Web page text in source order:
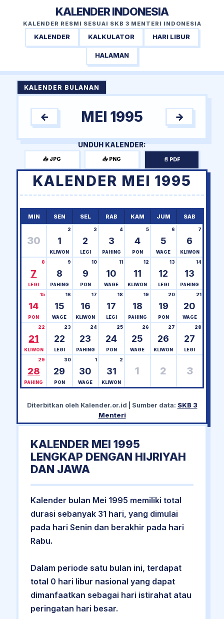
KALENDER INDONESIA
KALENDER RESMI SESUAI SKB 3 MENTERI INDONESIA
KALENDER KALKULATOR HARI LIBUR
HALAMAN
KALENDER BULANAN
← MEI 1995 →
UNDUH KALENDER:
📥 JPG 📥 PNG 📄 PDF
KALENDER MEI 1995
MIN SEN SEL RAB KAM JUM SAB
30 1
2
KLIWON
2
3
LEGI
3
4
PAHING
4
5
PON
5
6
WAGE
6
7
KLIWON
7
8
LEGI
8
9
PAHING
9
10
PON
10
11
WAGE
11
12
KLIWON
12
13
LEGI
13
14
PAHING
14
15
PON
15
16
WAGE
16
17
KLIWON
17
18
LEGI
18
19
PAHING
19
20
PON
20
21
WAGE
21
22
KLIWON
22
23
LEGI
23
24
PAHING
24
25
PON
25
26
WAGE
26
27
KLIWON
27
28
LEGI
28
29
PAHING
29
30
PON
30
1
WAGE
31
2
KLIWON
1 2 3
Diterbitkan oleh Kalender.or.id | Sumber data: SKB 3
Menteri
KALENDER MEI 1995
LENGKAP DENGAN HIJRIYAH
DAN JAWA
Kalender bulan Mei 1995 memiliki total
durasi sebanyak 31 hari, yang dimulai
pada hari Senin dan berakhir pada hari
Rabu.
Dalam periode satu bulan ini, terdapat
total 0 hari libur nasional yang dapat
dimanfaatkan sebagai hari istirahat atau
peringatan hari besar.